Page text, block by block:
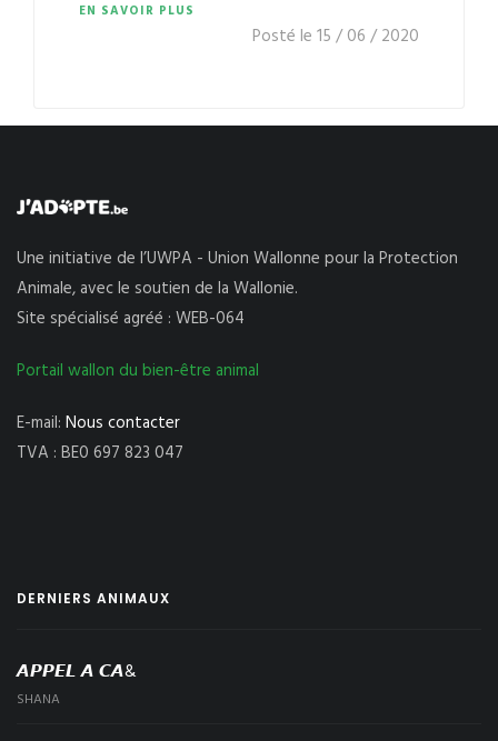
EN SAVOIR PLUS
Posté le 15 / 06 / 2020
Une initiative de l’UWPA - Union Wallonne pour la Protection
Animale, avec le soutien de la Wallonie.
Site spécialisé agréé : WEB-064
Portail wallon du bien-être animal
E-mail: Nous contacter
TVA : BE0 697 823 047
DERNIERS ANIMAUX
𝘼𝙋𝙋𝙀𝙇 𝘼 𝘾𝘼&
SHANA